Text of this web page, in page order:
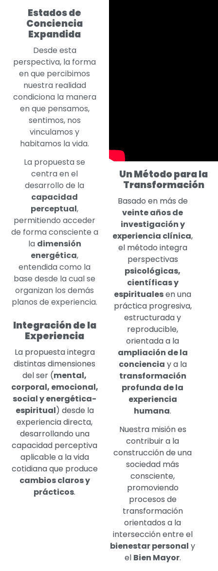
Estados de
Conciencia
Expandida
Desde esta
perspectiva, la forma
en que percibimos
nuestra realidad
condiciona la manera
en que pensamos,
sentimos, nos
vinculamos y
habitamos la vida.
La propuesta se
centra en el
desarrollo de la
capacidad
perceptual,
permitiendo acceder
de forma consciente a
la dimensión
energética,
entendida como la
base desde la cual se
organizan los demás
planos de experiencia.
Integración de la
Experiencia
La propuesta integra
distintas dimensiones
del ser (mental,
corporal, emocional,
social y energética-
espiritual) desde la
experiencia directa,
desarrollando una
capacidad perceptiva
aplicable a la vida
cotidiana que produce
cambios claros y
prácticos.
Un Método para la
Transformación
Basado en más de
veinte años de
investigación y
experiencia clínica,
el método integra
perspectivas
psicológicas,
científicas y
espiritualesen una
práctica progresiva,
estructurada y
reproducible,
orientada a la
ampliación de la
conciencia y a la
transformación
profunda de la
experiencia
humana.
Nuestra misión es
contribuir a la
construcción de una
sociedad más
consciente,
promoviendo
procesos de
transformación
orientados a la
intersección entre el
bienestar personal y
el Bien Mayor.